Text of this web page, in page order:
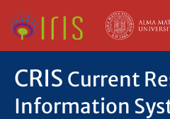
CRIS Current
Information